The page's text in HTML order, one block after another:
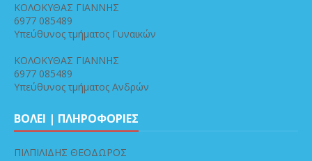
ΚΟΛΟΚΥΘΑΣ ΓΙΑΝΝΗΣ
6977 085489
Υπεύθυνος τμήματος Γυναικών
ΚΟΛΟΚΥΘΑΣ ΓΙΑΝΝΗΣ
6977 085489
Υπεύθυνος τμήματος Ανδρών
ΒΟΛΕΙ | ΠΛΗΡΟΦΟΡΙΕΣ
ΠΙΛΠΙΛΙΔΗΣ ΘΕΟΔΩΡΟΣ